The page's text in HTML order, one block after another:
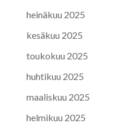
heinäkuu 2025
kesäkuu 2025
toukokuu 2025
huhtikuu 2025
maaliskuu 2025
helmikuu 2025